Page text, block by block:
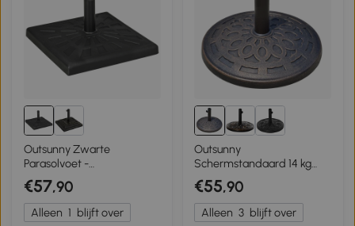
Outsunny Zwarte
Parasolvoet -
Weerbestendige
Parasolhouder -
Parasolstandaard, 51 cm x
51 cm x 32H cm
€57,90
Alleen 1 blijft over
Outsunny
Schermstandaard 14 kg
zonneschermvoet
zonneschermstandaard
38/ 48 mm hars brons
€55,90
Alleen 3 blijft over